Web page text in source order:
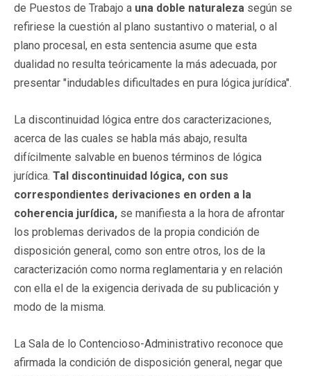
de Puestos de Trabajo a una doble naturaleza según se
refiriese la cuestión al plano sustantivo o material, o al
plano procesal, en esta sentencia asume que esta
dualidad no resulta teóricamente la más adecuada, por
presentar "indudables dificultades en pura lógica jurídica".
La discontinuidad lógica entre dos caracterizaciones,
acerca de las cuales se habla más abajo, resulta
difícilmente salvable en buenos términos de lógica
jurídica. Tal discontinuidad lógica, con sus
correspondientes derivaciones en orden a la
coherencia jurídica, se manifiesta a la hora de afrontar
los problemas derivados de la propia condición de
disposición general, como son entre otros, los de la
caracterización como norma reglamentaria y en relación
con ella el de la exigencia derivada de su publicación y
modo de la misma.
La Sala de lo Contencioso-Administrativo reconoce que
afirmada la condición de disposición general, negar que